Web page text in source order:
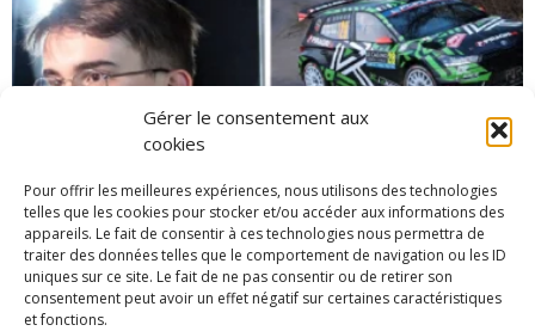
Gérer le consentement aux
cookies
Pour offrir les meilleures expériences, nous utilisons des technologies
telles que les cookies pour stocker et/ou accéder aux informations des
appareils. Le fait de consentir à ces technologies nous permettra de
traiter des données telles que le comportement de navigation ou les ID
uniques sur ce site. Le fait de ne pas consentir ou de retirer son
consentement peut avoir un effet négatif sur certaines caractéristiques
et fonctions.
EN BREF – LA PETITE ACTUALITÉ RALLYSTIQUE
1 avril 2025